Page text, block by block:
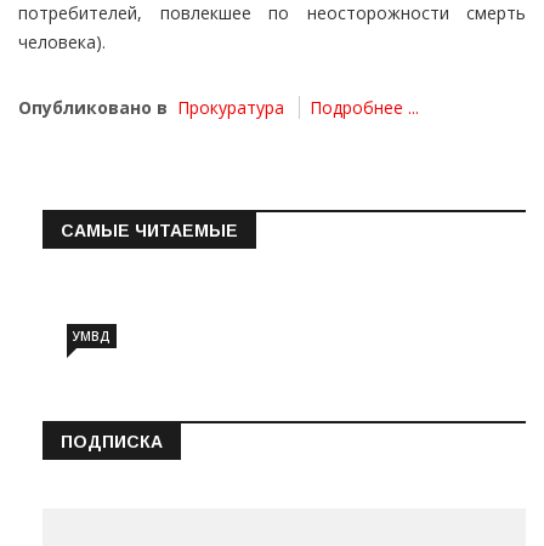
потребителей, повлекшее по неосторожности смерть
человека).
Опубликовано в Прокуратура Подробнее ...
САМЫЕ ЧИТАЕМЫЕ
УМВД
ПОДПИСКА